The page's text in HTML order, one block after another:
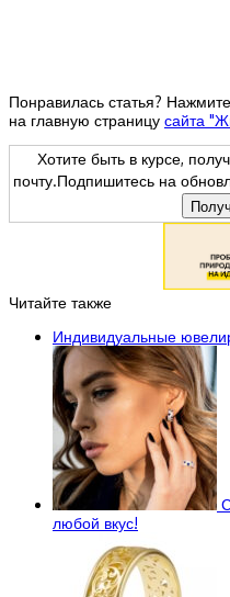
Понравилась статья?
на главную страницу сайта
Хотите быть в курсе,
почту.Подпишитесь на
Читайте также
Индивидуальные
любой вкус!